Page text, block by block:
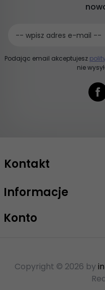
-- wpisz adres e-mail --
Podając email akceptujesz
nie
Kontakt
+48 503 747 208
Informacje
Konto
Copyright © 2026 by